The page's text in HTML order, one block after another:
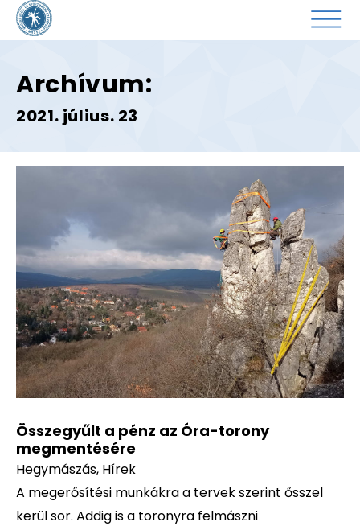
Archívum:
2021. július. 23
Összegyűlt a pénz az Óra-torony
megmentésére
Hegymászás, Hírek
A megerősítési munkákra a tervek szerint ősszel
kerül sor. Addig is a toronyra felmászni